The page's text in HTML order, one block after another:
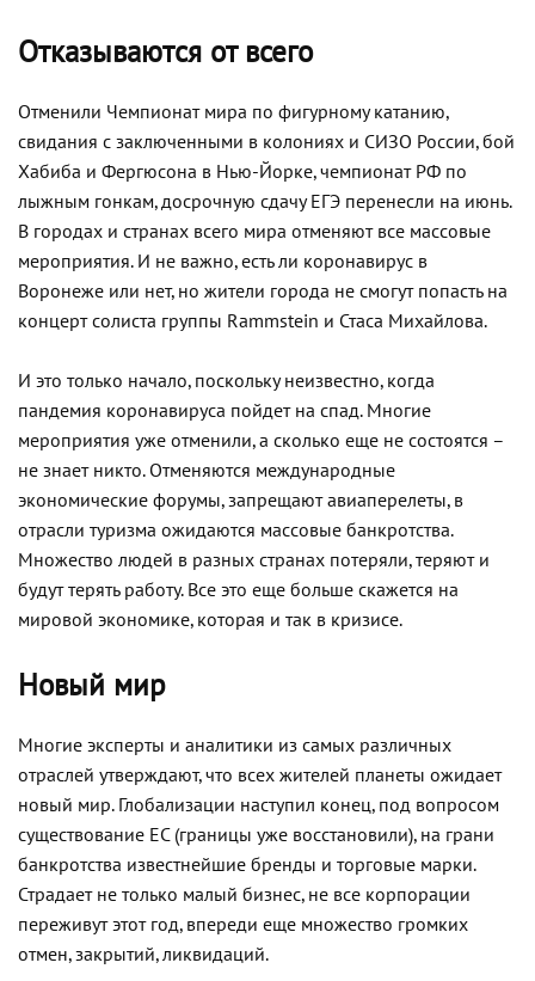
Отказываются от всего
Отменили Чемпионат мира по фигурному катанию,
свидания с заключенными в колониях и СИЗО России, бой
Хабиба и Фергюсона в Нью-Йорке, чемпионат РФ по
лыжным гонкам, досрочную сдачу ЕГЭ перенесли на июнь.
В городах и странах всего мира отменяют все массовые
мероприятия. И не важно, есть ли коронавирус в
Воронеже или нет, но жители города не смогут попасть на
концерт солиста группы Rammstein и Стаса Михайлова.
И это только начало, поскольку неизвестно, когда
пандемия коронавируса пойдет на спад. Многие
мероприятия уже отменили, а сколько еще не состоятся –
не знает никто. Отменяются международные
экономические форумы, запрещают авиаперелеты, в
отрасли туризма ожидаются массовые банкротства.
Множество людей в разных странах потеряли, теряют и
будут терять работу. Все это еще больше скажется на
мировой экономике, которая и так в кризисе.
Новый мир
Многие эксперты и аналитики из самых различных
отраслей утверждают, что всех жителей планеты ожидает
новый мир. Глобализации наступил конец, под вопросом
существование ЕС (границы уже восстановили), на грани
банкротства известнейшие бренды и торговые марки.
Страдает не только малый бизнес, не все корпорации
переживут этот год, впереди еще множество громких
отмен, закрытий, ликвидаций.